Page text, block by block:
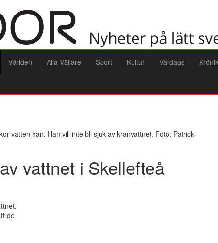
Världen Alla Väljare Sport Kultur Vardags
vatten han. Han vill inte bli sjuk av kranvattnet. Foto: Patrick
vattnet i Skellefteå
de